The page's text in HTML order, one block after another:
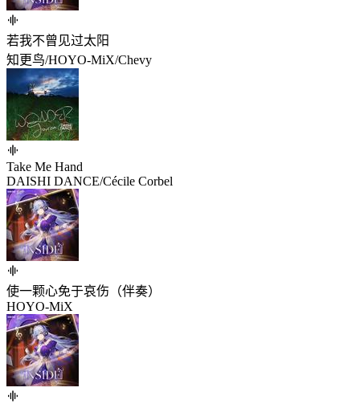
若我不曾见过太阳
知更鸟/HOYO-MiX/Chevy
Take Me Hand
DAISHI DANCE/Cécile Corbel
使一颗心免于哀伤（伴奏）
HOYO-MiX